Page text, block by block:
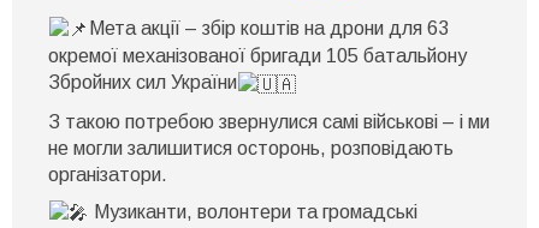
підтримку
військових
відбудеться
Мета акції – збір коштів на дрони для 63
окремої механізованої бригади 105 батальйону
Збройних сил України
З такою потребою звернулися самі військові – і ми
не могли залишитися осторонь, розповідають
організатори.
Музиканти, волонтери та громадські